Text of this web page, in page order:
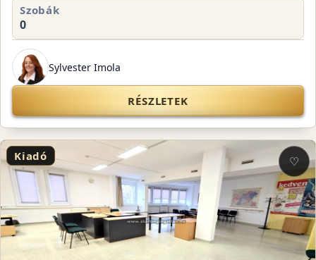
Szobák
0
Sylvester Imola
RÉSZLETEK
Kiadó ♡